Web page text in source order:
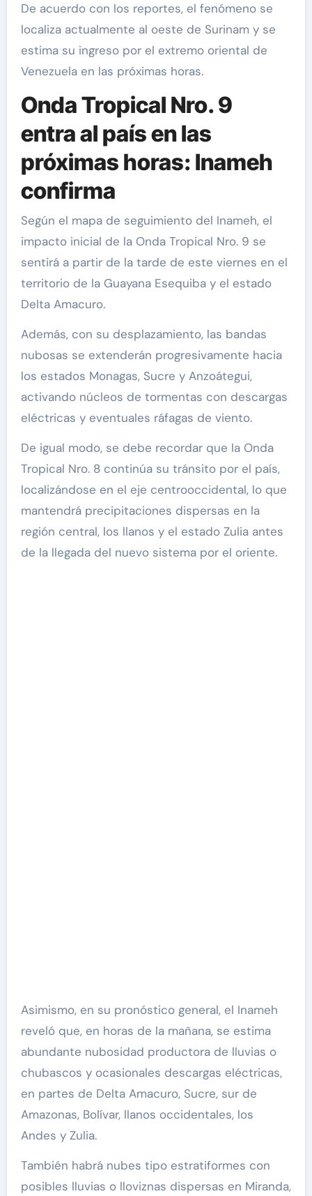
De acuerdo con los reportes, el fenómeno se
localiza actualmente al oeste de Surinam y se
estima su ingreso por el extremo oriental de
Venezuela en las próximas horas.
Onda Tropical Nro. 9
entra al país en las
próximas horas: Inameh
confirma
Según el mapa de seguimiento del Inameh, el
impacto inicial de la Onda Tropical Nro. 9 se
sentirá a partir de la tarde de este viernes en el
territorio de la Guayana Esequiba y el estado
Delta Amacuro.
Además, con su desplazamiento, las bandas
nubosas se extenderán progresivamente hacia
los estados Monagas, Sucre y Anzoátegui,
activando núcleos de tormentas con descargas
eléctricas y eventuales ráfagas de viento.
De igual modo, se debe recordar que la Onda
Tropical Nro. 8 continúa su tránsito por el país,
localizándose en el eje centrooccidental, lo que
mantendrá precipitaciones dispersas en la
región central, los llanos y el estado Zulia antes
de la llegada del nuevo sistema por el oriente.
Asimismo, en su pronóstico general, el Inameh
reveló que, en horas de la mañana, se estima
abundante nubosidad productora de lluvias o
chubascos y ocasionales descargas eléctricas,
en partes de Delta Amacuro, Sucre, sur de
Amazonas, Bolívar, llanos occidentales, los
Andes y Zulia.
También habrá nubes tipo estratiformes con
posibles lluvias o lloviznas dispersas en Miranda,